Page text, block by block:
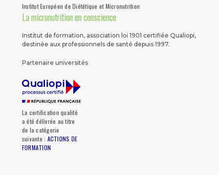
Institut Européen de Diététique et Micronutrition
La micronutrition en conscience
Institut de formation, association loi 1901 certifiée Qualiopi,
destinée aux professionnels de santé depuis 1997.
Partenaire universités
La certification qualité
a été délivrée au titre
de la catégorie
suivante : ACTIONS DE
FORMATION